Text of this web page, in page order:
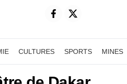
CULTURES SPORTS MINES